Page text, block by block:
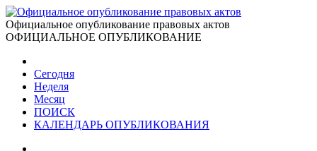
Официальное опубликование правовых актов
ОФИЦИАЛЬНОЕ ОПУБЛИКОВАНИЕ
Сегодня
Неделя
Месяц
ПОИСК
КАЛЕНДАРЬ ОПУБЛИКОВАНИЯ